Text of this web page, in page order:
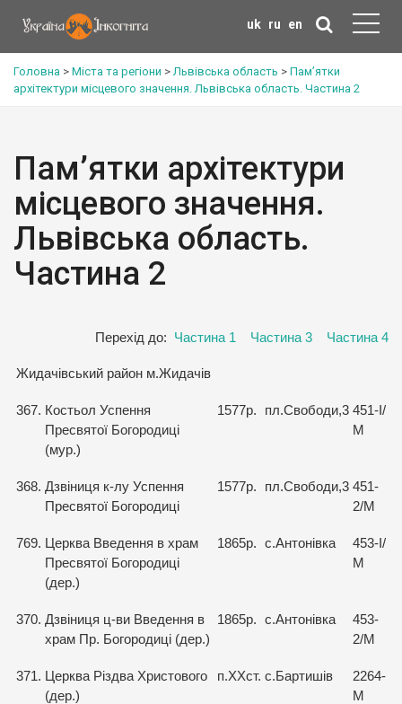
uk ru en
Головна > Міста та регіони >Львівська область > Пам’ятки
архітектури місцевого значення. Львівська область. Частина 2
Пам’ятки архітектури
місцевого значення.
Львівська область.
Частина 2
Перехід до: Частина 1 Частина 3 Частина 4
Жидачівський район м.Жидачів
367. Костьол Успення
Пресвятої Богородиці
(мур.)
1577р. пл.Свободи,3 451-І/
М
368. Дзвіниця к-лу Успення
Пресвятої Богородиці
1577р. пл.Свободи,3 451-
2/М
769. Церква Введення в храм
Пресвятої Богородиці
(дер.)
1865р. с.Антонівка
453-І/
М
370. Дзвіниця ц-ви Введення в
храм Пр. Богородиці (дер.)
1865р. с.Антонівка
453-
2/М
371. Церква Різдва Христового
(дер.)
п.ХХст. с.Бартишів
2264-
М